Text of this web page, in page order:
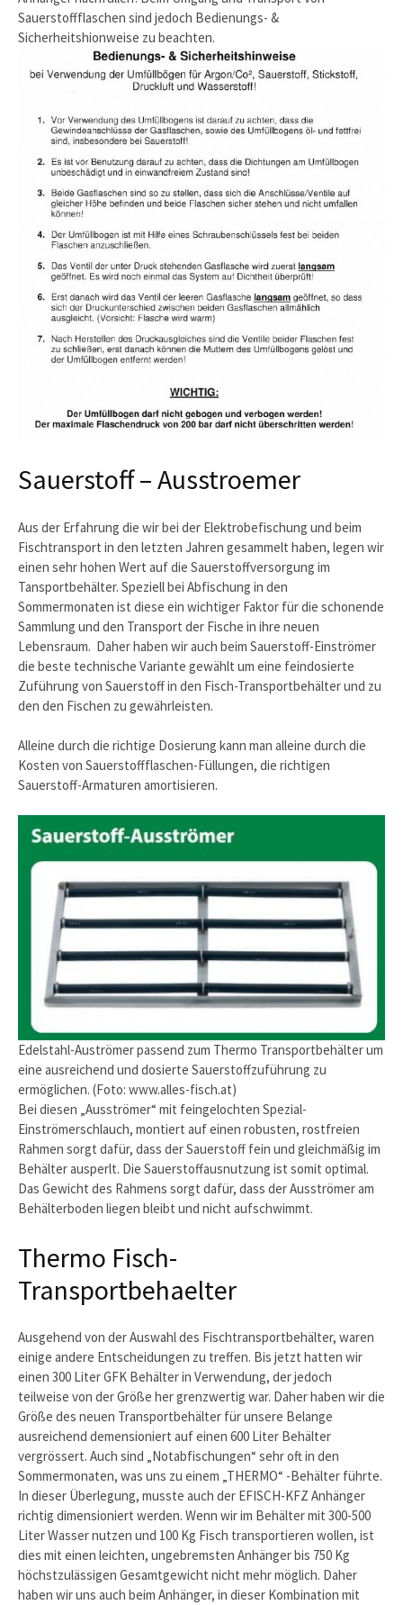
Sauerstoffflaschen sind jedoch Bedienungs- &
Sicherheitshionweise zu beachten.
Sauerstoff – Ausstroemer
Aus der Erfahrung die wir bei der Elektrobefischung und beim
Fischtransport in den letzten Jahren gesammelt haben, legen wir
einen sehr hohen Wert auf die Sauerstoffversorgung im
Tansportbehälter. Speziell bei Abfischung in den
Sommermonaten ist diese ein wichtiger Faktor für die schonende
Sammlung und den Transport der Fische in ihre neuen
Lebensraum. Daher haben wir auch beim Sauerstoff-Einströmer
die beste technische Variante gewählt um eine feindosierte
Zuführung von Sauerstoff in den Fisch-Transportbehälter und zu
den den Fischen zu gewährleisten.
Alleine durch die richtige Dosierung kann man alleine durch die
Kosten von Sauerstoffflaschen-Füllungen, die richtigen
Sauerstoff-Armaturen amortisieren.
Edelstahl-Auströmer passend zum Thermo Transportbehälter um
eine ausreichend und dosierte Sauerstoffzuführung zu
ermöglichen. (Foto: www.alles-fisch.at)
Bei diesen „Ausströmer“ mit feingelochten Spezial-
Einströmerschlauch, montiert auf einen robusten, rostfreien
Rahmen sorgt dafür, dass der Sauerstoff fein und gleichmäßig im
Behälter ausperlt. Die Sauerstoffausnutzung ist somit optimal.
Das Gewicht des Rahmens sorgt dafür, dass der Ausströmer am
Behälterboden liegen bleibt und nicht aufschwimmt.
Thermo Fisch-
Transportbehaelter
Ausgehend von der Auswahl des Fischtransportbehälter, waren
einige andere Entscheidungen zu treffen. Bis jetzt hatten wir
einen 300 Liter GFK Behälter in Verwendung, der jedoch
teilweise von der Größe her grenzwertig war. Daher haben wir die
Größe des neuen Transportbehälter für unsere Belange
ausreichend demensioniert auf einen 600 Liter Behälter
vergrössert. Auch sind „Notabfischungen“ sehr oft in den
Sommermonaten, was uns zu einem „THERMO“ -Behälter führte.
In dieser Überlegung, musste auch der EFISCH-KFZ Anhänger
richtig dimensioniert werden. Wenn wir im Behälter mit 300-500
Liter Wasser nutzen und 100 Kg Fisch transportieren wollen, ist
dies mit einen leichten, ungebremsten Anhänger bis 750 Kg
höchstzulässigen Gesamtgewicht nicht mehr möglich. Daher
haben wir uns auch beim Anhänger, in dieser Kombination mit